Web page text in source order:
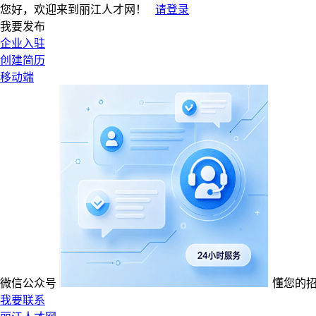
您好，欢迎来到丽江人才网！
请登录
我要发布
企业入驻
创建简历
移动端
微信公众号
懂您的
我要联系